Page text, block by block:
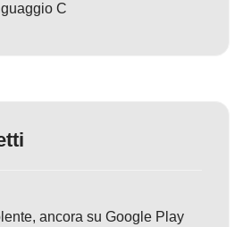
C
ancora su Google Play